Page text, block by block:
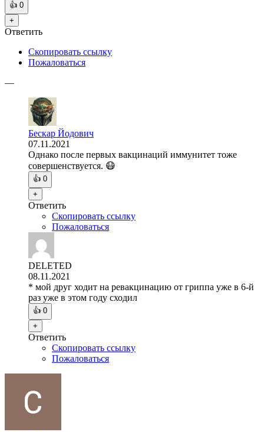
👍 0
+
Ответить
Скопировать ссылку
Пожаловаться
—
Бескар Йодович
07.11.2021
Однако после первых вакцинаций иммунитет тоже
совершенствуется. 😷
👍 0
+
Ответить
Скопировать ссылку
Пожаловаться
DELETED
08.11.2021
* мой друг ходит на ревакцинацию от гриппа уже в 6-й
раз уже в этом году сходил
👍 0
+
Ответить
Скопировать ссылку
Пожаловаться